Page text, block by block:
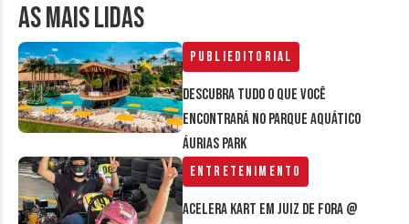
AS MAIS LIDAS
Publieditorial
Descubra tudo o que você
encontrará no parque aquático
Áurias Park
Entretenimento
Acelera Kart em Juiz de Fora @